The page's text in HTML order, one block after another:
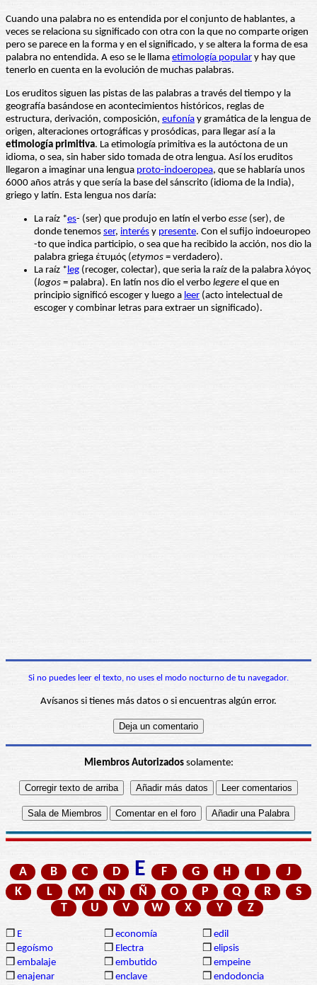
Cuando una palabra no es entendida por el conjunto de hablantes, a
veces se relaciona su significado con otra con la que no comparte origen
pero se parece en la forma y en el significado, y se altera la forma de esa
palabra no entendida. A eso se le llama etimología popular y hay que
tenerlo en cuenta en la evolución de muchas palabras.
Los eruditos siguen las pistas de las palabras a través del tiempo y la
geografía basándose en acontecimientos históricos, reglas de
estructura, derivación, composición, eufonía y gramática de la lengua de
origen, alteraciones ortográficas y prosódicas, para llegar así a la
etimología primitiva. La etimología primitiva es la autóctona de un
idioma, o sea, sin haber sido tomada de otra lengua. Así los eruditos
llegaron a imaginar una lengua proto-indoeropea, que se hablaría unos
6000 años atrás y que sería la base del sánscrito (idioma de la India),
griego y latín. Esta lengua nos daría:
La raíz *es- (ser) que produjo en latín el verbo esse (ser), de
donde tenemos ser, interés y presente. Con el sufijo indoeuropeo
-to que indica participio, o sea que ha recibido la acción, nos dio la
palabra griega ἐτυμός (etymos = verdadero).
La raíz *leg (recoger, colectar), que seria la raíz de la palabra λόγος
(logos = palabra). En latín nos dio el verbo legere el que en
principio significó escoger y luego a leer (acto intelectual de
escoger y combinar letras para extraer un significado).
Si no puedes leer el texto, no uses el modo nocturno de tu navegador.
Avísanos si tienes más datos o si encuentras algún error.
Miembros Autorizadossolamente:
A B C D E F G H I
J
K
L M N Ñ O P Q R
S
T
U V W X Y Z
❒ E ❒ economía ❒ edil
❒ egoísmo ❒ Electra ❒ elipsis
❒ embalaje ❒ embutido ❒ empeine
❒ enajenar ❒ enclave ❒ endodoncia